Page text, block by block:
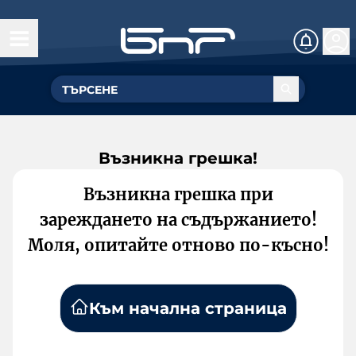
Възникна грешка!
Възникна грешка при
зареждането на съдържанието!
Моля, опитайте отново по-късно!
Към начална страница